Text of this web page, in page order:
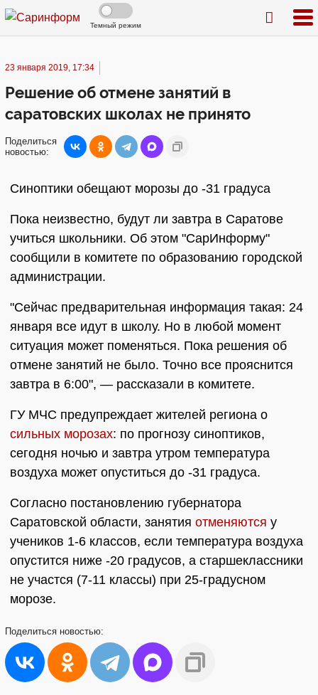
Темный режим
23 января 2019, 17:34
Решение об отмене занятий в
саратовских школах не принято
Поделиться
новостью:
Синоптики обещают морозы до -31 градуса
Пока неизвестно, будут ли завтра в Саратове
учиться школьники. Об этом "СарИнформу"
сообщили в комитете по образованию городской
администрации.
"Сейчас предварительная информация такая: 24
января все идут в школу. Но в любой момент
ситуация может поменяться. Пока решения об
отмене занятий не было. Точно все прояснится
завтра в 6:00", — рассказали в комитете.
ГУ МЧС предупреждает жителей региона о
сильных морозах: по прогнозу синоптиков,
сегодня ночью и завтра утром температура
воздуха может опуститься до -31 градуса.
Согласно постановлению губернатора
Саратовской области, занятия отменяются у
учеников 1-6 классов, если температура воздуха
опустится ниже -20 градусов, а старшеклассники
не участся (7-11 классы) при 25-градусном
морозе.
Поделиться новостью: